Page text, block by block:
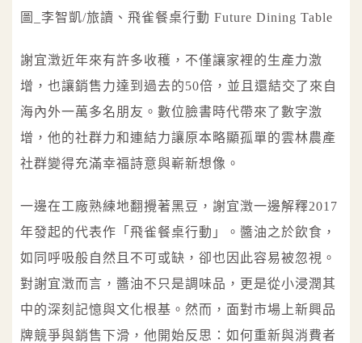
圖_李智凱/旅讀、飛雀餐桌行動 Future Dining Table
謝宜澂近年來有許多收穫，不僅讓家裡的生產力激
增，也讓銷售力達到過去的50倍，並且還結交了來自
海內外一萬多名朋友。數位臉書時代帶來了數字激
增，他的社群力和連結力讓原本略顯孤單的雲林農產
社群變得充滿幸福詩意與嶄新想像。
一邊在工廠熟練地翻攪著黑豆，謝宜澂一邊解釋2017
年發起的代表作「飛雀餐桌行動」。醬油之於飲食，
如同呼吸般自然且不可或缺，卻也因此容易被忽視。
對謝宜澂而言，醬油不只是調味品，更是從小浸潤其
中的深刻記憶與文化根基。然而，面對市場上新興品
牌競爭與銷售下滑，他開始反思：如何重新與消費者